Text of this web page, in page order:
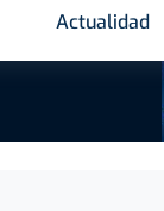
Actualidad